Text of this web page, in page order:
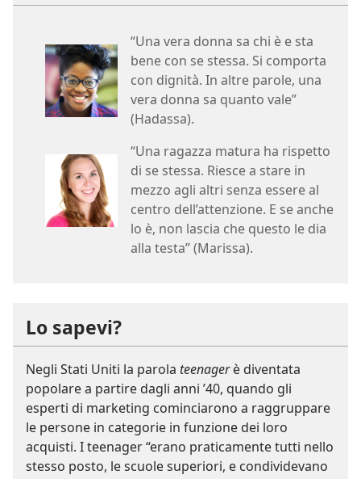
“Una vera donna sa chi è e sta
bene con se stessa. Si comporta
con dignità. In altre parole, una
vera donna sa quanto vale”
(Hadassa).
“Una ragazza matura ha rispetto
di se stessa. Riesce a stare in
mezzo agli altri senza essere al
centro dell’attenzione. E se anche
lo è, non lascia che questo le dia
alla testa” (Marissa).
Lo sapevi?
Negli Stati Uniti la parola teenagerè diventata
popolare a partire dagli anni ’40, quando gli
esperti di marketing cominciarono a raggruppare
le persone in categorie in funzione dei loro
acquisti. I teenager “erano praticamente tutti nello
stesso posto, le scuole superiori, e condividevano